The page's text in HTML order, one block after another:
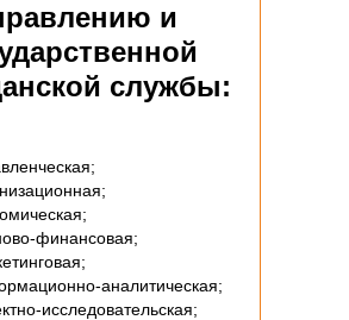
и
службы:
финансовая;
аналитическая;
исследовательская;